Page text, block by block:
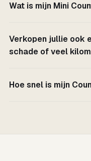
Wat is mijn Mini
Verkopen jullie ook
schade of veel
Hoe snel is mijn